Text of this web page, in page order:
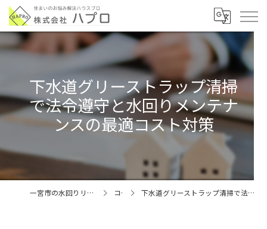
下水道グリーストラップ清掃
で法令遵守と水回りメンテナ
ンスの最適コスト対策
一宮市の水回りリフォームなら株式会社ハプロ コラム 下水道グリーストラップ清掃で法令遵守と水回りメンテナンスの最適コスト対策